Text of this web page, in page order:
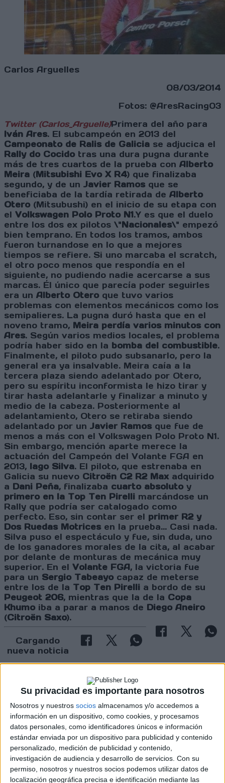
Su privacidad es importante para nosotros
Nosotros y nuestros socios almacenamos y/o accedemos a
información en un dispositivo, como cookies, y procesamos
datos personales, como identificadores únicos e información
estándar enviada por un dispositivo para publicidad y contenido
personalizado, medición de publicidad y contenido,
investigación de audiencia y desarrollo de servicios. Con su
permiso, nosotros y nuestros socios podemos utilizar datos de
localización geográfica precisa e identificación mediante las
Carlos Arguelles
08/03/2014
Fotos: @AresRacing03
Twitter (Carlos_Arguelle)Primera del año para
Iván Ares. El subcampeón en 2013 del
Campeonato de Ralis de Galicia se adjucica el
Rally do Cocido tras una dura pugna durante
más de tres cuartos de la prueba con Alberto
Meira (Mitsubishi Evo X R4) que finalizaba
segundo, y de un Javier Ramos que se
beneficiaba de la tardía retirada de Alberto
Otero (Mitsubushi) en el inicio de su etapa con
el Volkswagen Polo Proto N1.Y es que el duelo
entre los dos ex pilotos \"Nacionales\" empezó
bien temprano. En todos los tramos, ambos
fueron turnandose en lo que a mejores
tiempos se refiere. Si uno marcaba el scratch,
el otro poco menos que respondía en el
siguiente, no pudiendo nadie acercarse a sus
marcas. Él único que parecía poder seguirles
era un Alberto Otero que tuvo varios
problemas con elementos mecánicos como los
semipalieres. La pugna duró hasta que en el
noveno tramo, Meira perdía varios minutos con
Ares. Según varios medios locales, el problema
podría haber sido en la bomba del combustible.
Finalmente, el piloto pudo subsanarlo, pero la
general era ya insalvable. Meira caía a la
tercera plaza siendo adelantado por Otero,
pero su espíritu inconformista le hizo tirar y
tirar hasta adelantarle y finalizar a minuto y
medio de la cabeza. Posteriormente al
adelantamiento, Otero se retiraba siendo
adelantado por un Javier Ramos que fue de
menos a más con el Volkswagen Polo Proto N1.
Sin embargo, mención aparte merece la
actuación del Campeón del Volante FGA en
2013, Iago Silva. El piloto, que estrenaba en
Galicia su nuevo Citroën C2 R2 Max adquirido
a Dani Peña, finalizaba cuarto absoluto y
primero en la Top Ten Pirelli marcándose un
Rally que podría ser catalogado como
perfecto. Eso, sin contar ser el primer R2 y
Dos Ruedas Motrices en la prueba... Casi nada.
Silva puso el espectáculo y fue, sin duda, uno
de los ganadores morales de la cita, al acabar
por delante de monturas de mecánica muy
superior. En el Volante FGA, la victoria fue
para un Sergio Tabeayo capaz de meterse
entre los de la Top Ten Pirelli a bordo de su
Peugeot 206, mientras que la de la Copa
Khumo iba a parar a manos de Diego Aneiro
(Citroën Saxo).
Cargando
nueva noticia
Rallyes
WRC